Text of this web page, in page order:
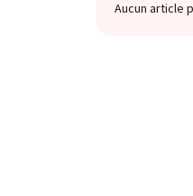
Aucun article